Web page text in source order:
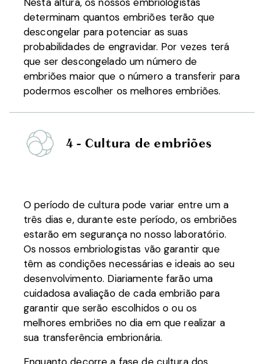
determinam quantos embriões terão que
descongelar para potenciar as suas
probabilidades de engravidar. Por vezes terá
que ser descongelado um número de
embriões maior que o número a transferir para
podermos escolher os melhores embriões.
4 - Cultura de embriões
O período de cultura pode variar entre um a
três dias e, durante este período, os embriões
estarão em segurança no nosso laboratório.
Os nossos embriologistas vão garantir que
têm as condições necessárias e ideais ao seu
desenvolvimento. Diariamente farão uma
cuidadosa avaliação de cada embrião para
garantir que serão escolhidos o ou os
melhores embriões no dia em que realizar a
sua transferência embrionária.